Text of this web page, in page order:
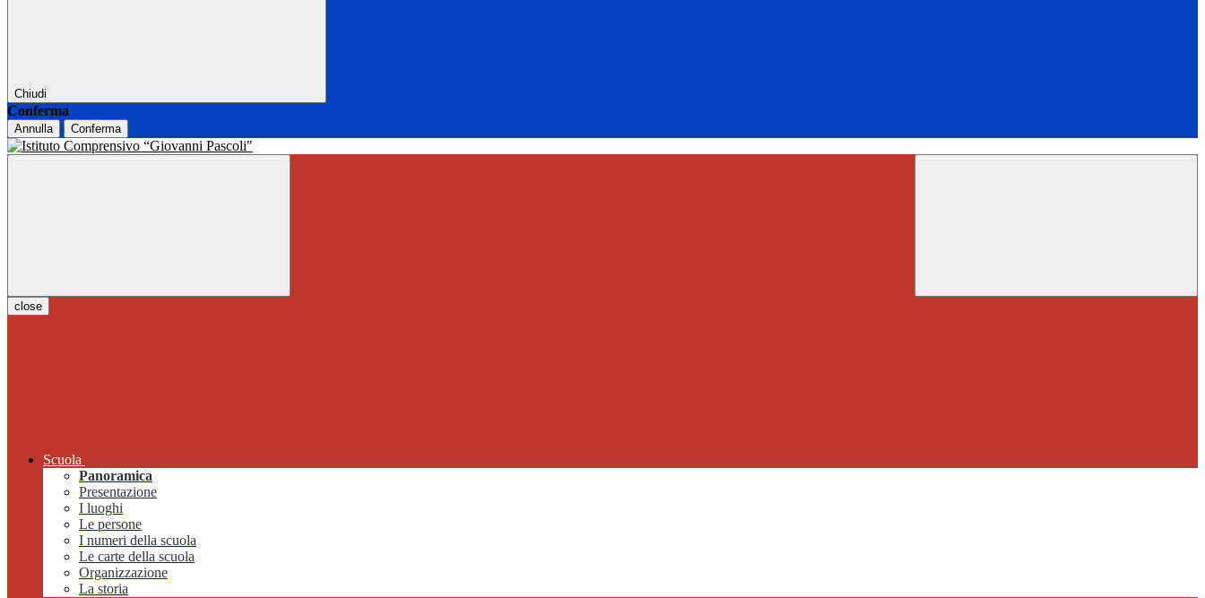
Chiudi
Conferma
Annulla Conferma
close
Scuola
Panoramica
Presentazione
I luoghi
Le persone
I numeri della scuola
Le carte della scuola
Organizzazione
La storia